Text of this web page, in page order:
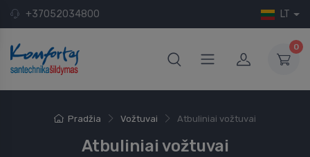
+37052034800 LT
0
Pradžia Vožtuvai Atbuliniai vožtuvai
Atbuliniai vožtuvai